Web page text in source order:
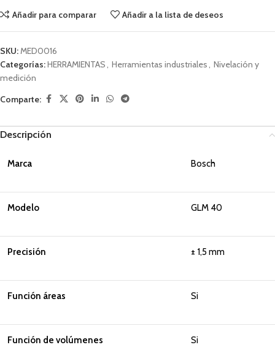
Añadir para comparar Añadir a la lista de deseos
SKU:MED0016
Categorías:HERRAMIENTAS, Herramientas industriales, Nivelación y
medición
Comparte:
Descripción
Marca Bosch
Modelo GLM 40
Precisión ± 1,5 mm
Función áreas Si
Función de volúmenes Si